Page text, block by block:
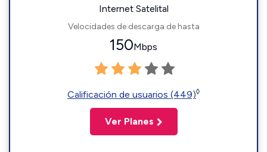
Internet Satelital
Velocidades de descarga de hasta
150Mbps
Calificación de usuarios (449)◊
Ver Planes